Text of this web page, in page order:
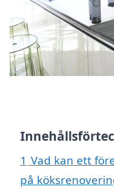
1 Vad kan ett
på